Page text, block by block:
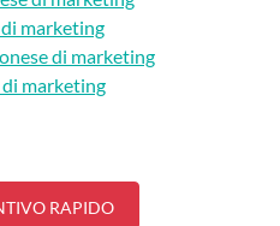
marketing
di marketing
marketing
RAPIDO